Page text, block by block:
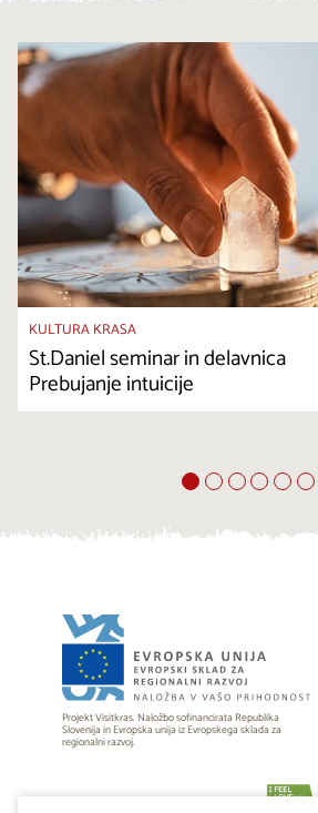
KULTURA KRASA
St.Daniel seminar in delavnica
Prebujanje intuicije
Projekt Visitkras. Naložbo sofinancirata Republika
Slovenija in Evropska unija iz Evropskega sklada za
regionalni razvoj.